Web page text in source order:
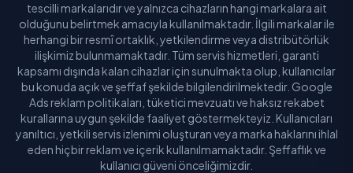
tescilli markalarıdır ve yalnızca cihazların hangi markalara ait
olduğunu belirtmek amacıyla kullanılmaktadır. İlgili markalar ile
herhangi bir resmî ortaklık, yetkilendirme veya distribütörlük
ilişkimiz bulunmamaktadır. Tüm servis hizmetleri, garanti
kapsamı dışında kalan cihazlar için sunulmakta olup, kullanıcılar
bu konuda açık ve şeffaf şekilde bilgilendirilmektedir. Google
Ads reklam politikaları, tüketici mevzuatı ve haksız rekabet
kurallarına uygun şekilde faaliyet göstermekteyiz. Kullanıcıları
yanıltıcı, yetkili servis izlenimi oluşturan veya marka haklarını ihlal
eden hiçbir reklam ve içerik kullanılmamaktadır. Şeffaflık ve
kullanıcı güveni önceliğimizdir.